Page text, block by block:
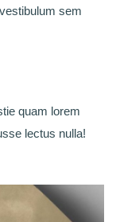
sem
quam lorem
lectus nulla!